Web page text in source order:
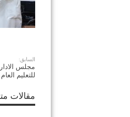
السابق:
مجلس
للتعليم العام
مقالات